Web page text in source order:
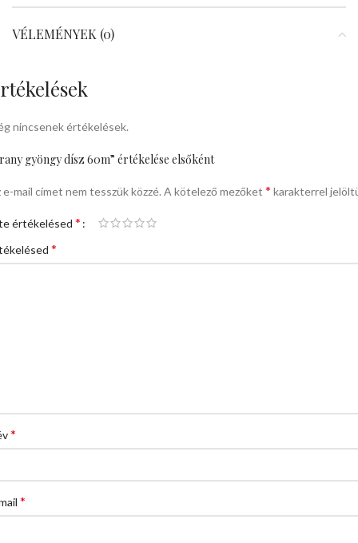
VÉLEMÉNYEK (0)
nincsenek értékelések.
gyöngy dísz 60m” értékelése elsőként
e-mail címet nem tesszük közzé. A kötelező mezőket * karakterrel
értékelésed *
*
*
*